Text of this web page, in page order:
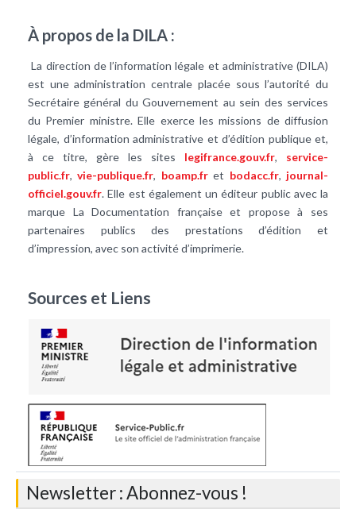
À propos de la DILA :
La direction de l’information légale et administrative (DILA)
est une administration centrale placée sous l’autorité du
Secrétaire général du Gouvernement au sein des services
du Premier ministre. Elle exerce les missions de diffusion
légale, d’information administrative et d’édition publique et,
à ce titre, gère les sites legifrance.gouv.fr, service-
public.fr,vie-publique.fr, boamp.fret bodacc.fr, journal-
officiel.gouv.fr. Elle est également un éditeur public avec la
marque La Documentation française et propose à ses
partenaires publics des prestations d’édition et
d’impression, avec son activité d’imprimerie.
Sources et Liens
Newsletter : Abonnez-vous !